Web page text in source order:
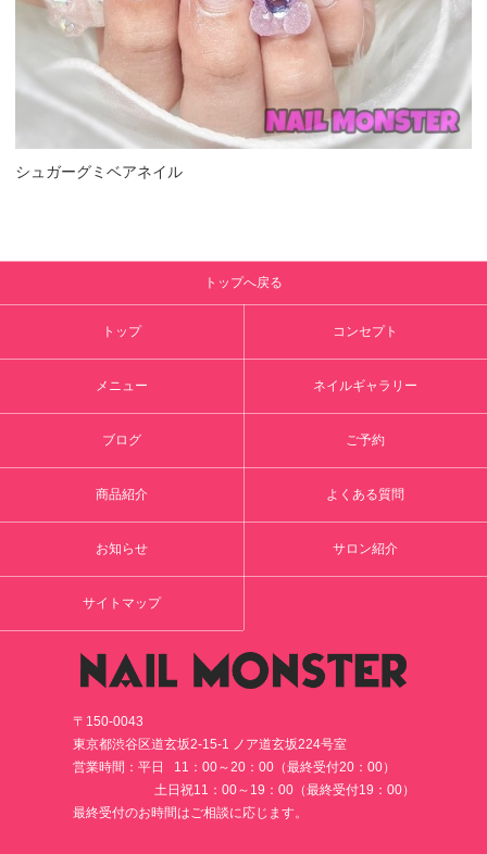
シュガーグミベアネイル
トップへ戻る
トップ コンセプト
メニュー ネイルギャラリー
ブログ ご予約
商品紹介 よくある質問
お知らせ サロン紹介
サイトマップ
〒150-0043
東京都渋谷区道玄坂2-15-1 ノア道玄坂224号室
営業時間：平日 11：00～20：00（最終受付20：00）
土日祝11：00～19：00（最終受付19：00）
最終受付のお時間はご相談に応じます。